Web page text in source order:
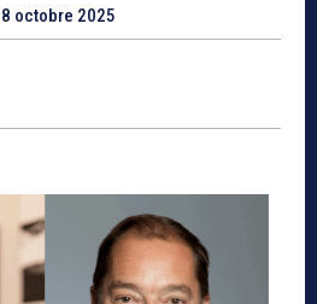
8 octobre 2025